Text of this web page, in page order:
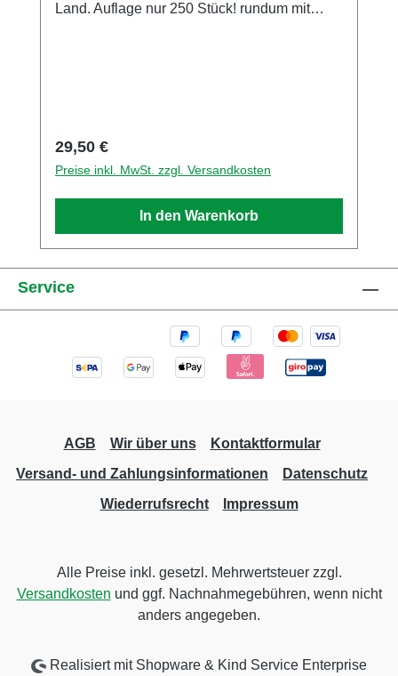
Land. Auflage nur 250 Stück! rundum mit
Heidelberger Str. 26, Viernheim, Hessen,
68519, DE E-Mail info@busch-model.com
Telefon 06204-600710
Regulärer Preis:
29,50 €
Preise inkl. MwSt. zzgl. Versandkosten
In den Warenkorb
Service
AGB Wir über uns
Kontaktformular
Versand- und Zahlungsinformationen
Datenschutz
Wiederrufsrecht
Impressum
Alle Preise inkl. gesetzl. Mehrwertsteuer zzgl.
Versandkosten und ggf. Nachnahmegebühren, wenn nicht
anders angegeben.
Realisiert mit Shopware & Kind Service Enterprise